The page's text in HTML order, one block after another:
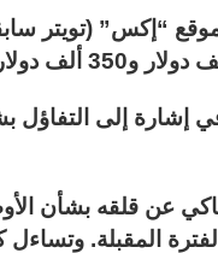
“إكس” (تويتر
إشارة إلى
عن قلقه بشأن
المقبلة. وتساءل